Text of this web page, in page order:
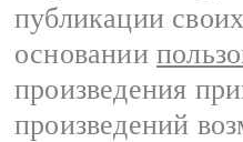
публикации
основании
произведения
произведений